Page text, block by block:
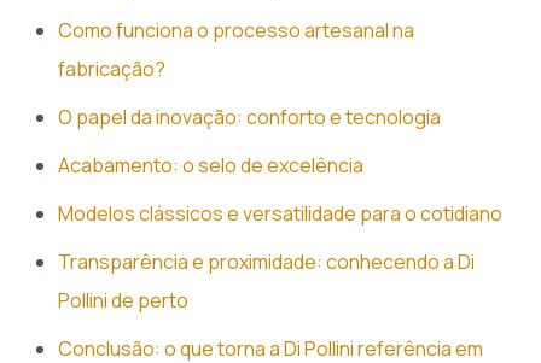
Como funciona o processo artesanal na
fabricação?
O papel da inovação: conforto e tecnologia
Acabamento: o selo de excelência
Modelos clássicos e versatilidade para o cotidiano
Transparência e proximidade: conhecendo a Di
Pollini de perto
Conclusão: o que torna a Di Pollini referência em